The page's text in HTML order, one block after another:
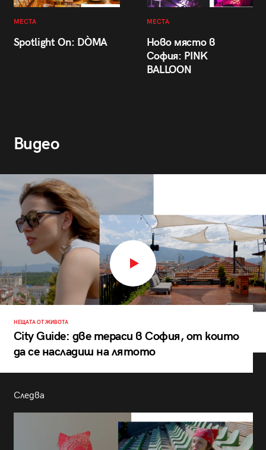
МЕСТА
Spotlight On: DÒMA
МЕСТА
Ново място в
София: PINK
BALLOON
Видео
НЕЩАТА ОТ ЖИВОТА
City Guide: две тераси в София, от които
да се насладиш на лятото
Следва